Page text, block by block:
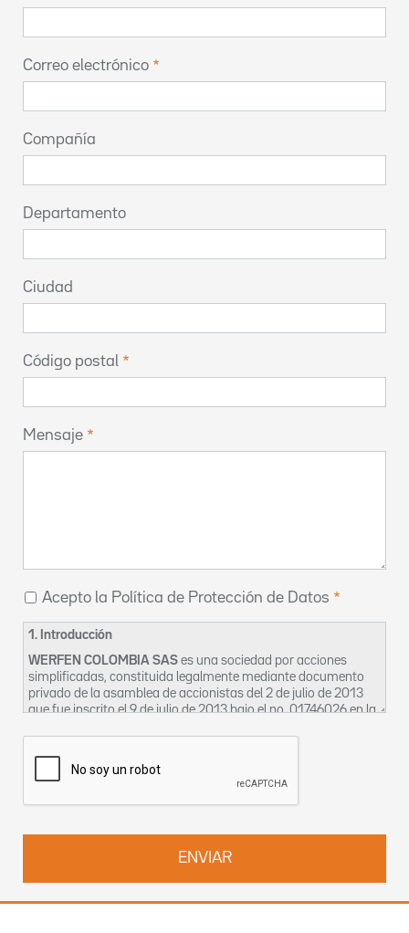
Correo electrónico
Compañía
Departamento
Ciudad
Código postal
Mensaje
Acepto la Política de Protección de Datos
1. Introducción
WERFEN COLOMBIA SAS es una sociedad por acciones
simplificadas, constituida legalmente mediante documento
privado de la asamblea de accionistas del 2 de julio de 2013
que fue inscrito el 9 de julio de 2013 bajo el no. 01746026 en la
tributariamente bajo el NIT 900633240-2 y para los efectos
de esta política se denominará en adelante como “La
habeas data, así como la privacidad, la intimidad y el buen
nombre de sus clientes, proveedores, trabajadores,
contratistas, bien sean estos activos o inactivos, ocasionales
o permanentes ha creado el siguiente Manual, en el cual
constan las políticas de uso de manejo de la información que